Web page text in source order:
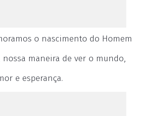
o nascimento do Homem
maneira de ver o mundo,
e esperança.